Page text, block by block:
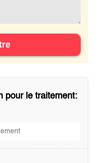
pour le traitement: